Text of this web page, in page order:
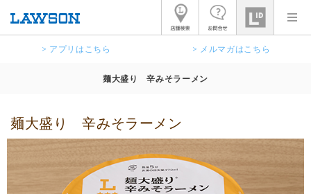
> アプリはこちら > メルマガはこちら
麺大盛り 辛みそラーメン
麺大盛り 辛みそラーメン